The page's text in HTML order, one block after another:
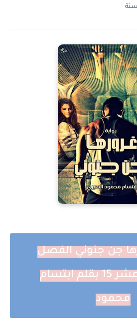
جن جنوني الفصل
الخامس عشر 15 بقلم ابتسام
محمود